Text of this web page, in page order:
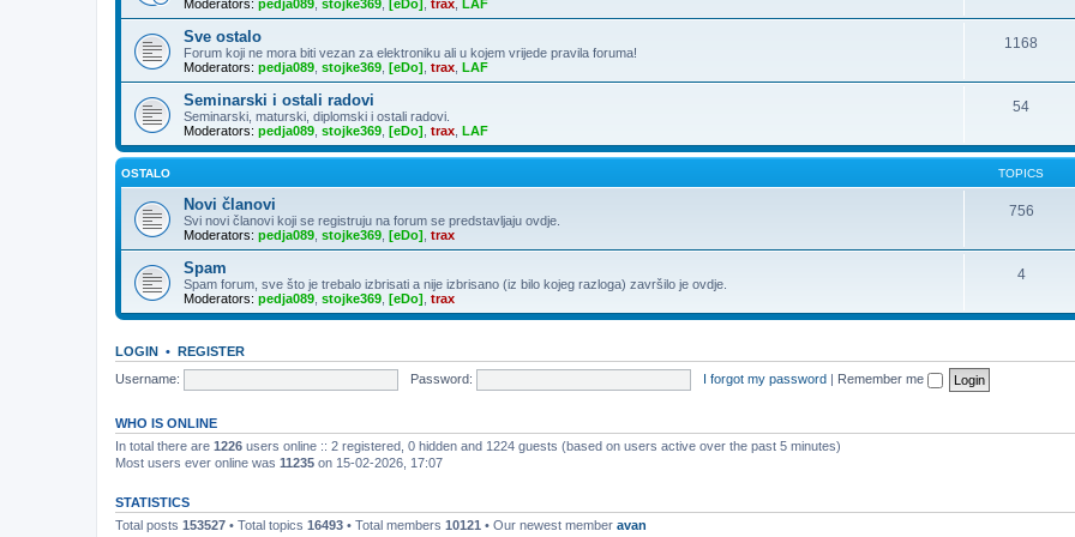
Moderators: pedja089 stojke369 [eDo] trax LAF
Sve ostalo
Forum koji ne mora biti vezan za elektroniku ali u kojem vrijede pravila foruma!
Moderators: pedja089 stojke369 [eDo] trax LAF
1168
Seminarski i ostali radovi
Seminarski, maturski, diplomski i ostali radovi.
Moderators: pedja089 stojke369 [eDo] trax LAF
54
OSTALO TOPICS
Novi članovi
Svi novi članovi koji se registruju na forum se predstavljaju ovdje.
Moderators: pedja089 stojke369 [eDo] trax
756
Spam
Spam forum, sve što je trebalo izbrisati a nije izbrisano (iz bilo kojeg razloga) završilo je ovdje.
Moderators: pedja089 stojke369 [eDo] trax
4
LOGIN • REGISTER
Username:
Password: I forgot my password | Remember me
WHO IS ONLINE
In total there are 1226 users online :: 2 registered, 0 hidden and 1224 guests (based on users active over the past 5 minutes)
Most users ever online was 11235 on 15-02-2026, 17:07
STATISTICS
Total posts 153527 • Total topics 16493 • Total members 10121 • Our newest member avan